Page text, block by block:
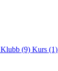
Klubb (9) Kurs (1)